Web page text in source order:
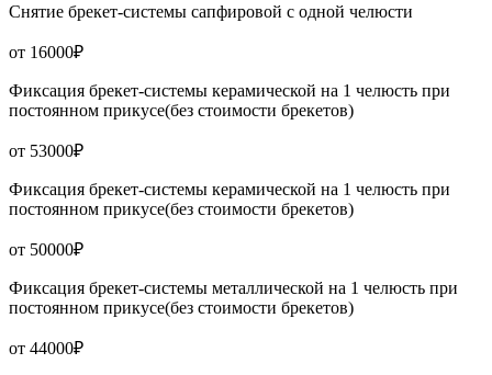
Снятие брекет-системы сапфировой с одной челюсти
от 16000₽
Фиксация брекет-системы керамической на 1 челюсть при
постоянном прикусе(без стоимости брекетов)
от 53000₽
Фиксация брекет-системы керамической на 1 челюсть при
постоянном прикусе(без стоимости брекетов)
от 50000₽
Фиксация брекет-системы металлической на 1 челюсть при
постоянном прикусе(без стоимости брекетов)
от 44000₽